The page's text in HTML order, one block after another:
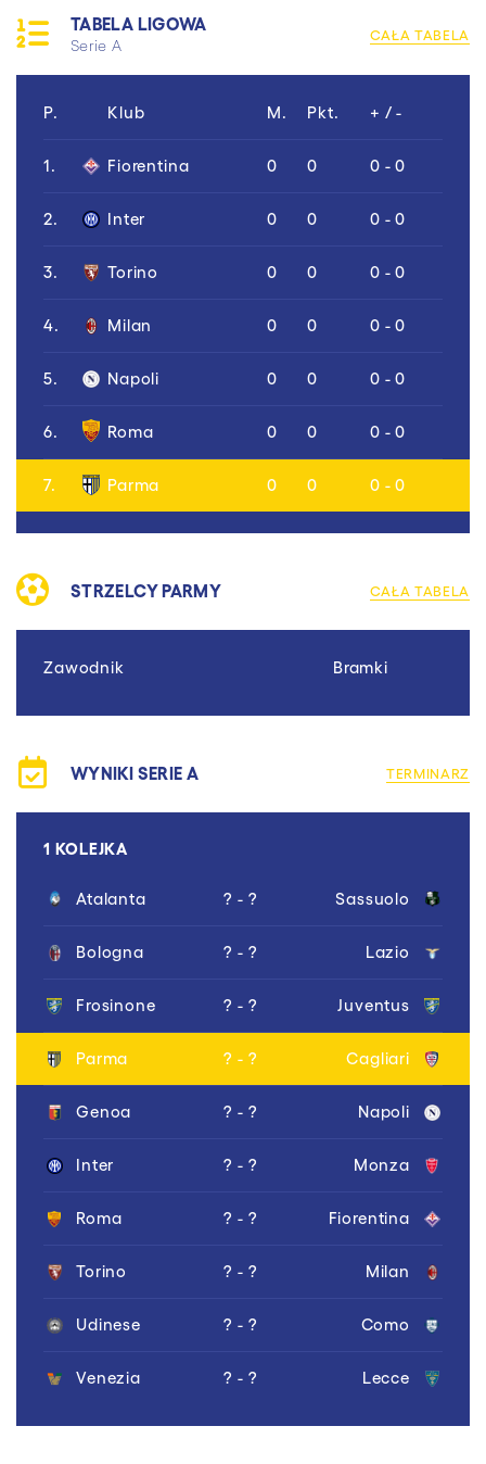
TABELA LIGOWA
Serie A
CAŁA TABELA
P. Klub M. Pkt. + / -
1. Fiorentina 0 0 0 - 0
2. Inter 0 0 0 - 0
3. Torino 0 0 0 - 0
4. Milan 0 0 0 - 0
5. Napoli 0 0 0 - 0
6. Roma 0 0 0 - 0
7. Parma 0 0 0 - 0
STRZELCY PARMY CAŁA TABELA
Zawodnik Bramki
WYNIKI SERIE A TERMINARZ
1 KOLEJKA
Atalanta ? - ? Sassuolo
Bologna ? - ? Lazio
Frosinone ? - ? Juventus
Parma ? - ? Cagliari
Genoa ? - ? Napoli
Inter ? - ? Monza
Roma ? - ? Fiorentina
Torino ? - ? Milan
Udinese ? - ? Como
Venezia ? - ? Lecce